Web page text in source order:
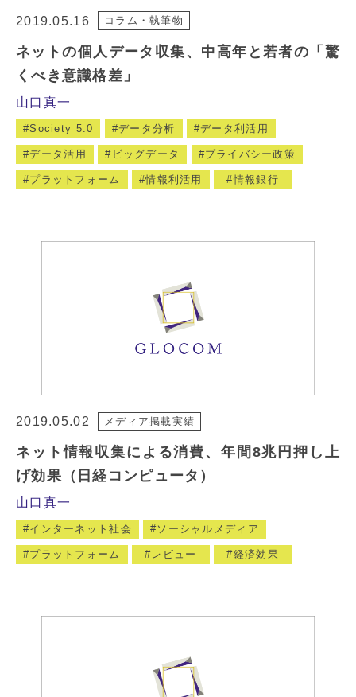
2019.05.16 コラム・執筆物
ネットの個人データ収集、中高年と若者の「驚
くべき意識格差」
山口真一
Society 5.0 データ分析 データ利活用
データ活用 ビッグデータ プライバシー政策
プラットフォーム 情報利活用 情報銀行
2019.05.02 メディア掲載実績
ネット情報収集による消費、年間8兆円押し上
げ効果（日経コンピュータ）
山口真一
インターネット社会 ソーシャルメディア
プラットフォーム レビュー 経済効果